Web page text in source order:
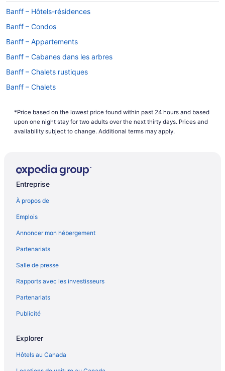
Banff – Hôtels-résidences
Banff – Condos
Banff – Appartements
Banff – Cabanes dans les arbres
Banff – Chalets rustiques
Banff – Chalets
Banff Gondola – Hôtels à proximité
Hôtels pour le ski – Banff
Banff – Motels
Canmore – Chalets rustiques
Canmore – Chalets
Hilton Hotels – Canmore
Hôtels-Boutiques – Canmore
Complexes et hôtels avec spa – Canmore
Canmore – Hôtels
Canmore – Parcs de caravanes
Cochrane – Hôtels
Crique de Johnston – Hôtels à proximité
*Price based on the lowest price found within past 24 hours and based
upon one night stay for two adults over the next thirty days. Prices and
availability subject to change. Additional terms may apply.
Entreprise
À propos de
Emplois
Annoncer mon hébergement
Partenariats
Salle de presse
Rapports avec les investisseurs
Partenariats
Publicité
Explorer
Hôtels au Canada